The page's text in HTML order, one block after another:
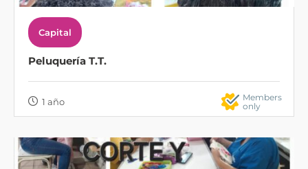
Capital
Peluquería T.T.
1 año
Members
only